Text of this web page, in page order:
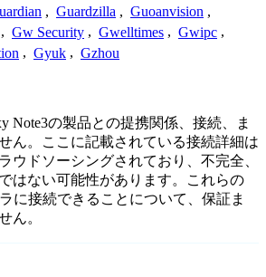
, Guardzilla , Guoanvision ,
, Gw Security , Gwelltimes , Gwipc ,
, Gyuk , Gzhou
Note3の製品との提携関係、接続、ま
ん。ここに記載されている接続詳細は
ウドソーシングされており、不完全、
はない可能性があります。これらの
に接続できることについて、保証ま
ん。